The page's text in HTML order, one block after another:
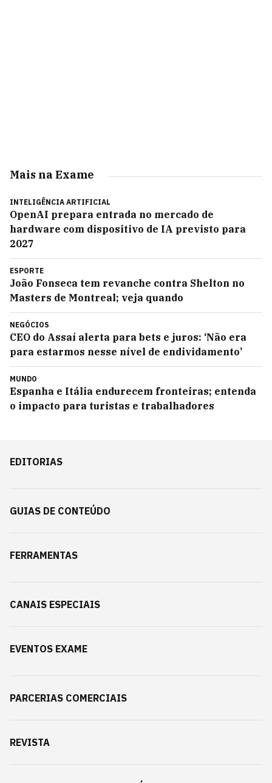
Mais na Exame
INTELIGÊNCIA ARTIFICIAL
OpenAI prepara entrada no mercado de
hardware com dispositivo de IA previsto para
2027
ESPORTE
João Fonseca tem revanche contra Shelton no
Masters de Montreal; veja quando
NEGÓCIOS
CEO do Assaí alerta para bets e juros: ‘Não era
para estarmos nesse nível de endividamento’
MUNDO
Espanha e Itália endurecem fronteiras; entenda
o impacto para turistas e trabalhadores
EDITORIAS
GUIAS DE CONTEÚDO
FERRAMENTAS
CANAIS ESPECIAIS
EVENTOS EXAME
PARCERIAS COMERCIAIS
REVISTA